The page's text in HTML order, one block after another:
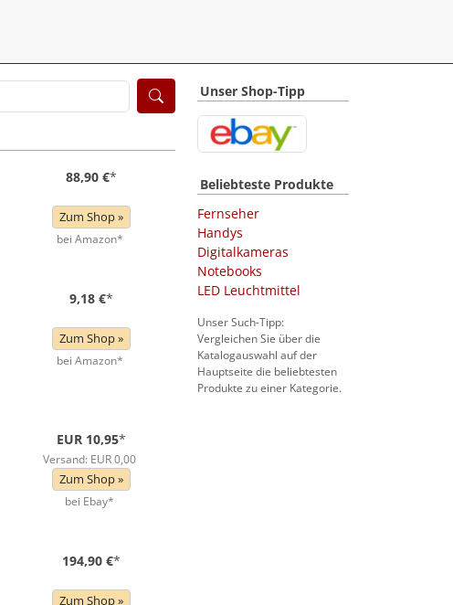
88,90 €*
Zum Shop »
bei Amazon*
9,18 €*
Zum Shop »
bei Amazon*
EUR 10,95*
Versand: EUR 0,00
Zum Shop »
bei Ebay*
194,90 €*
Zum Shop »
Unser Shop-Tipp
Beliebteste Produkte
Fernseher
Handys
Digitalkameras
Notebooks
LED Leuchtmittel
Unser Such-Tipp:
Vergleichen Sie über die
Katalogauswahl auf der
Hauptseite die beliebtesten
Produkte zu einer Kategorie.